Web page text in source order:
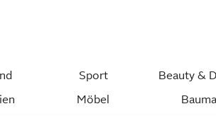
Sport
Beauty &
Möbel